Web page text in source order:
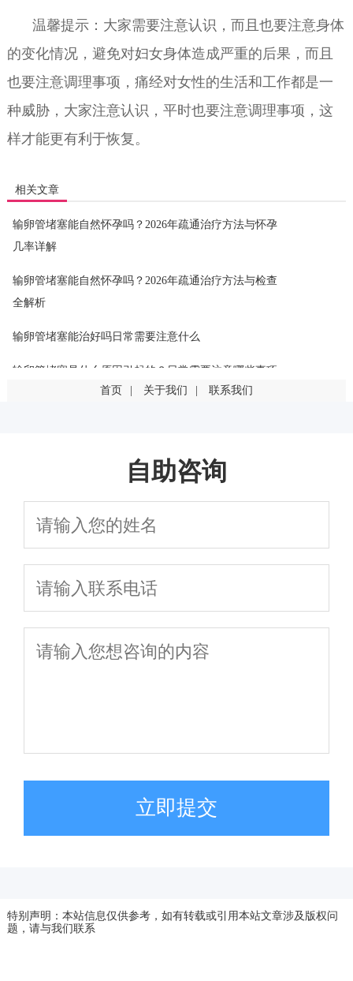
温馨提示：大家需要注意认识，而且也要注意身体
的变化情况，避免对妇女身体造成严重的后果，而且
也要注意调理事项，痛经对女性的生活和工作都是一
种威胁，大家注意认识，平时也要注意调理事项，这
样才能更有利于恢复。
相关文章
输卵管堵塞能自然怀孕吗？2026年疏通治疗方法与怀孕
几率详解
输卵管堵塞能自然怀孕吗？2026年疏通治疗方法与检查
全解析
输卵管堵塞能治好吗日常需要注意什么
输卵管堵塞是什么原因引起的？日常需要注意哪些事项
首页 关于我们 联系我们
自助咨询
立即提交
特别声明：本站信息仅供参考，如有转载或引用本站文章涉及版权问
题，请与我们联系